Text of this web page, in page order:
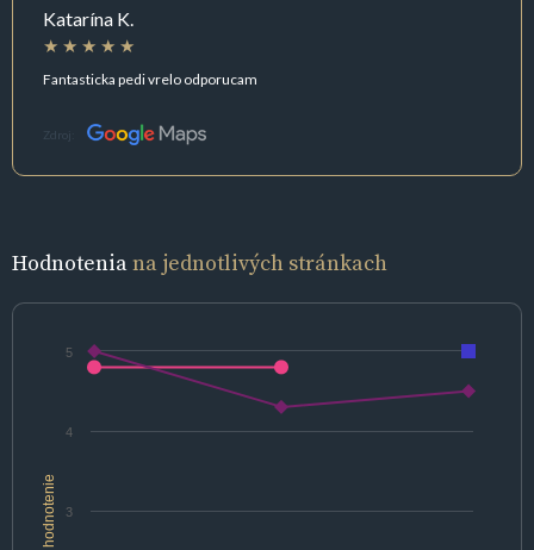
Katarína K.
Fantasticka pedi vrelo odporucam
Zdroj:
Hodnoteniana jednotlivých stránkach
hodnotenie 3
4
5